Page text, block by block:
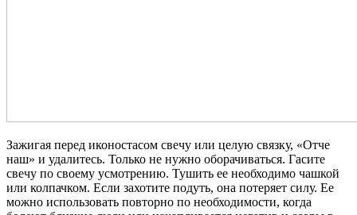
Зажигая перед иконостасом свечу или целую связку, «Отче
наш» и удалитесь. Только не нужно оборачиваться. Гасите
свечу по своему усмотрению. Тушить ее необходимо чашкой
или колпачком. Если захотите подуть, она потеряет силу. Ее
можно использовать повторно по необходимости, когда